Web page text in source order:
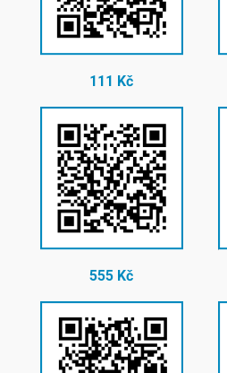
111 Kč
555 Kč